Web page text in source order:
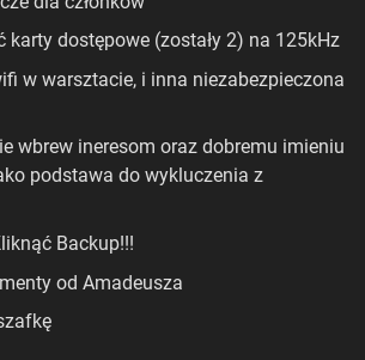
karty dostępowe (zostały 2) na 125kHz
w warsztacie, i inna niezabezpieczona
wbrew ineresom oraz dobremu imieniu
podstawa do wykluczenia z
Backup!!!
od Amadeusza